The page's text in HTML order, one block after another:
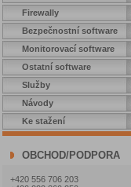
Firewally
Bezpečnostní software
Monitorovací software
Ostatní software
Služby
Návody
Ke stažení
OBCHOD/PODPORA
+420 556 706 203